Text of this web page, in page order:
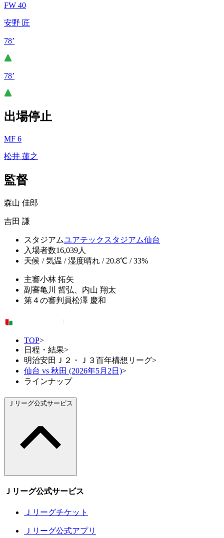
FW 40
安野 匠
78’
78’
出場停止
MF 6
松井 蓮之
監督
森山 佳郎
吉田 謙
スタジアムユアテックスタジアム仙台
入場者数16,039人
天候 / 気温 / 湿度晴れ / 20.8℃ / 33%
主審小林 拓矢
副審亀川 哲弘、内山 翔太
第４の審判員松澤 慶和
TOP>
日程・結果>
明治安田Ｊ２・Ｊ３百年構想リーグ>
仙台 vs 秋田 (2026年5月2日)>
ラインナップ
Ｊリーグ公式サービス
Ｊリーグ公式サービス
Ｊリーグチケット
Ｊリーグ公式アプリ